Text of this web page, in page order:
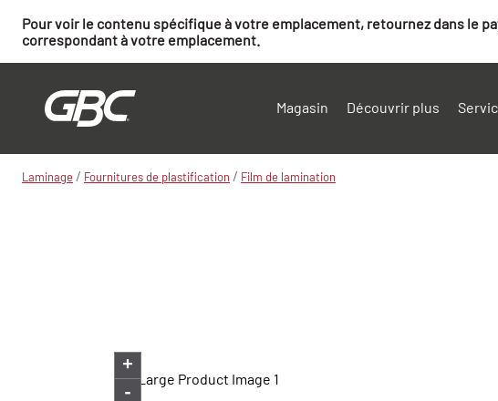
Pour voir le contenu spécifique à votre emplacement, retournez dans le
correspondant à votre emplacement.
Magasin Découvrir plus
Laminage / Fournitures de plastification / Film de lamination
+
-